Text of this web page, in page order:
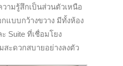
ามรู้สึกเป็นส่วนตัวเหนือ
แบบกว้างขวาง มีทั้งห้อง
Suite ที่เชื่อมโยง
สะดวกสบายอย่างลงตัว